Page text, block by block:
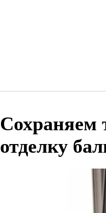
Сохраняем
отделку